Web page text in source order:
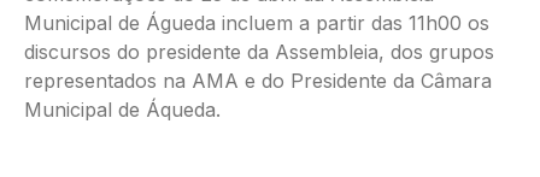
Municipal de Águeda incluem a partir das 11h00 os
discursos do presidente da Assembleia, dos grupos
representados na AMA e do Presidente da Câmara
Municipal de Áqueda.